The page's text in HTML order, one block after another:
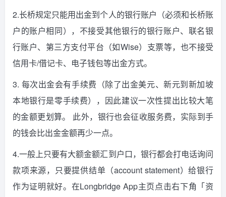
2.长桥规定只能用出金到个人的银行账户（必须和长桥账
户的账户相同），不接受其他银行的银行账户、联名银
行账户、第三方支付平台（如Wise）支票等，也不接受
信用卡/借记卡、电子钱包等出金方式。
3. 每次出金会有手续费（除了出金美元、新元到新加坡
本地银行是零手续费），因此建议一次性提出比较大笔
的金额更划算。 此外，银行也会征收服务费，实际到手
的钱会比出金金额再少一点。
4.一般上只要有大额金额汇到户口，银行都会打电话询问
款项来源，只要提供结单（account statement）给银行
作为证明就好。在Longbridge App主页点击右下角「资